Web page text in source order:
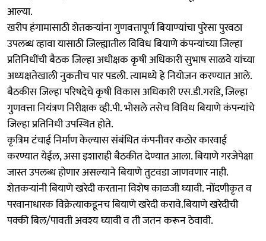
आल्या.
खरीप हंगामासाठी शेतकऱ्यांना गुणवत्तापूर्ण बियाण्यांचा पुरेसा पुरवठा
उपलब्ध व्हावा यासाठी जिल्ह्यातील विविध बियाणे कंपन्यांच्या जिल्हा
प्रतिनिधींची बैठक जिल्हा अधीक्षक कृषी अधिकारी सुभाष साळवे यांच्या
अध्यक्षतेखाली नुकतीच पार पडली. त्यामध्ये हे नियोजन करण्यात आले.
बैठकीस जिल्हा परिषदेचे कृषी विकास अधिकारी एस.डी.गरांडे, जिल्हा
गुणवत्ता नियंत्रण निरीक्षक व्ही.पी. भोसले तसेच विविध बियाणे कंपन्यांचे
जिल्हा प्रतिनिधी उपस्थित होते.
कृत्रिम टंचाई निर्माण केल्यास संबंधित कंपनीवर कठोर कारवाई
करण्यात येईल, असा इशाराही बैठकीत देण्यात आला. बियाणे गरजेपेक्षा
जास्त उपलब्ध होणार असल्याने बियाणे तुटवडा जाणवणार नाही.
शेतकऱ्यांनी बियाणे खरेदी करताना विशेष काळजी घ्यावी. नोंदणीकृत व
परवानाधारक विक्रेत्याकडूनच बियाणे खरेदी करावे.बियाणे खरेदीची
पक्की बिल/पावती अवश्य घ्यावी व ती जतन करून ठेवावी.